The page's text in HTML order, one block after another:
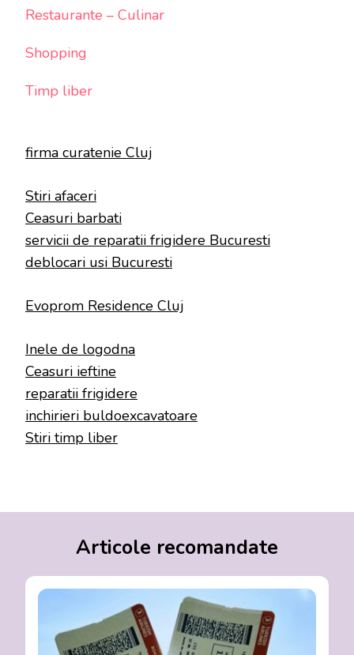
Restaurante – Culinar
Shopping
Timp liber
firma curatenie Cluj
Stiri afaceri
Ceasuri barbati
servicii de reparatii frigidere Bucuresti
deblocari usi Bucuresti
Evoprom Residence Cluj
Inele de logodna
Ceasuri ieftine
reparatii frigidere
inchirieri buldoexcavatoare
Stiri timp liber
Articole recomandate